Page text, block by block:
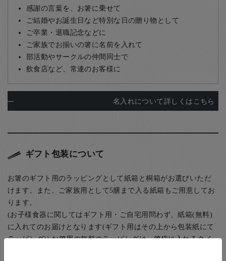
感謝の言葉を、お箸に乗せて
ご結婚やお誕生日など特別な日の贈り物として
ご卒業・退職記念などに
ご家族でお揃いの箸に名前を入れて
部活動やサークルの仲間同士で
飲食店など、常連のお客様に
名入れについて詳しくはこちら
ギフト包装について
お箸のギフト用のラッピングとして紙箱と桐箱がお選びいただ
けます。また、ご家族用として5膳まで入る紙箱もご用意してお
ります。
(お子様食器に関してはギフト用・ご自宅用問わず、紙箱(無料)
に入れてのお届けとなります(ギフト用はその上から包装紙にて
ラッピング)) お箸用の無料のラッピングは、箸袋に入れるタイ